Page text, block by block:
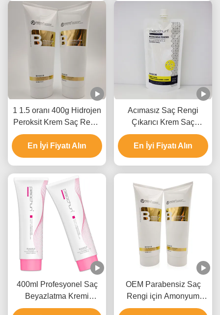
1 1.5 oranı 400g Hidrojen
Peroksit Krem Saç Rengi
Çıkarıcı GMPC Onayı
En İyi Fiyatı Alın
Acımasız Saç Rengi
Çıkarıcı Krem Saç
Beyazlama Salon
Kullanımı 9 Seviye
En İyi Fiyatı Alın
400ml Profesyonel Saç
Beyazlatma Kremi
Erkekler ve Kadınlar için
OEM Parabensiz Saç
Rengi için Amonyum
Hidroksitli Solucan Kremi